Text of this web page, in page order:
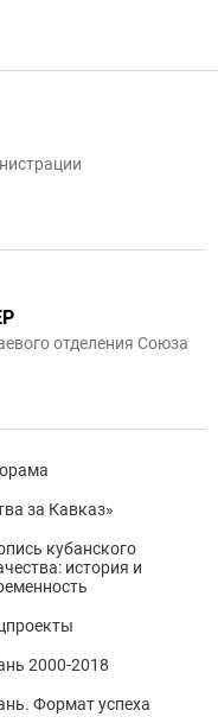
отделения Союза
за Кавказ»
кубанского
история и
2000-2018
Формат успеха